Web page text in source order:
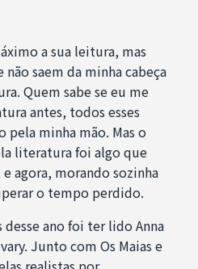
a sua leitura, mas
saem da minha cabeça
Quem sabe se eu me
antes, todos esses
pela minha mão. Mas o
literatura foi algo que
agora, morando sozinha
o tempo perdido.
ano foi ter lido Anna
Junto com Os Maias e